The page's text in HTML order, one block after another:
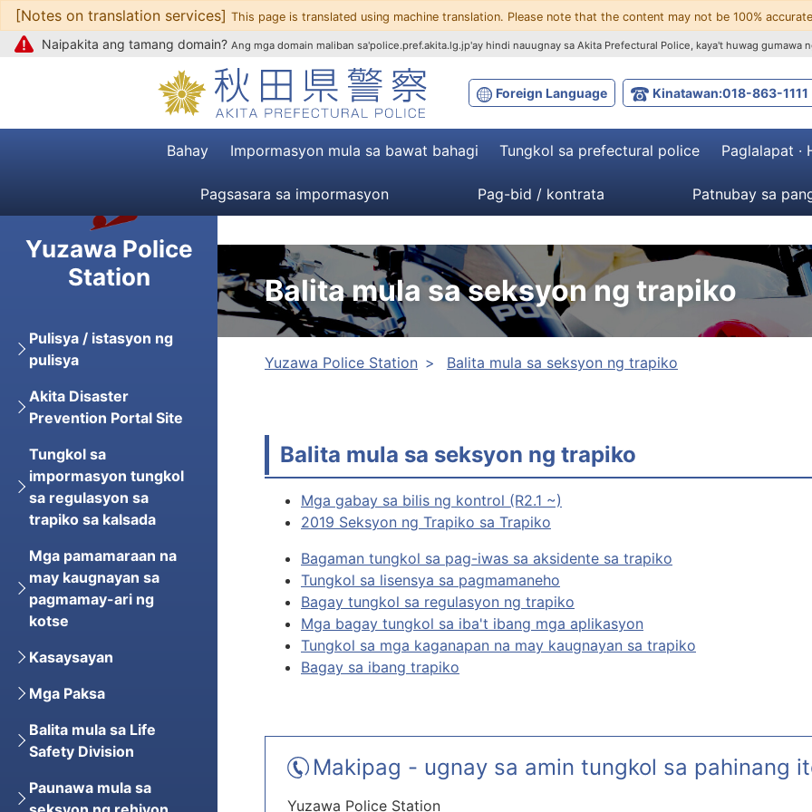
Upang mag-text
Foreign Language Kinatawan:018-863-1111
Naipakita ang tamang domain? Ang mga domain maliban sa'police.pref.akita.lg.jp'ay hindi nauugnay sa Akita Prefectural Police, kaya't huwag gumawa
[Notes on translation services] This page is translated using machine translation. Please note that the content may not be 100%
Bahay Impormasyon mula sa bawat bahagi Tungkol sa prefectural police Paglalapat ·
Pagsasara sa impormasyon Pag-bid / kontrata Patnubay sa
Balita mula sa seksyon ng trapiko
Yuzawa Police Station Balita mula sa seksyon ng trapiko
Balita mula sa seksyon ng trapiko
Mga gabay sa bilis ng kontrol (R2.1 ~)
2019 Seksyon ng Trapiko sa Trapiko
Bagaman tungkol sa pag-iwas sa aksidente sa trapiko
Tungkol sa lisensya sa pagmamaneho
Bagay tungkol sa regulasyon ng trapiko
Mga bagay tungkol sa iba't ibang mga aplikasyon
Tungkol sa mga kaganapan na may kaugnayan sa trapiko
Bagay sa ibang trapiko
Makipag - ugnay sa amin tungkol sa pahinang
Yuzawa Police Station
Yuzawa Police
Station
Pulisya / istasyon ng
pulisya
Akita Disaster
Prevention Portal Site
Tungkol sa
impormasyon tungkol
sa regulasyon sa
trapiko sa kalsada
Mga pamamaraan na
may kaugnayan sa
pagmamay-ari ng
kotse
Kasaysayan
Mga Paksa
Balita mula sa Life
Safety Division
Paunawa mula sa